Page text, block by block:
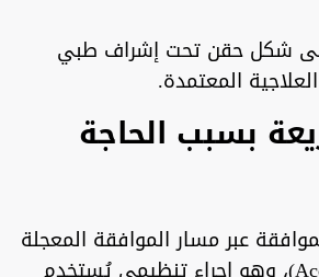
شكل حقن تحت إشراف طبي
المعتمدة.
بسبب الحاجة
عبر مسار الموافقة المعجلة